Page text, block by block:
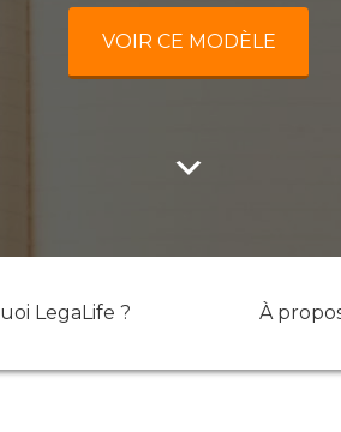
VOIR CE MODÈLE
LegaLife ? À